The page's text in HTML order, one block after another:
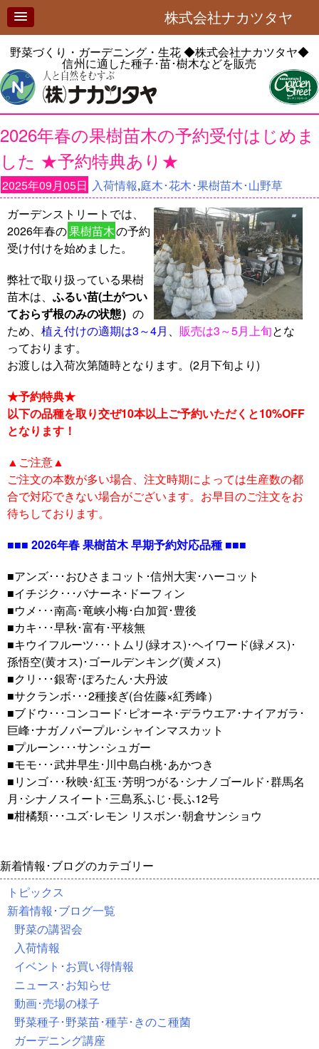
株式会社ナカツタヤ
野菜づくり・ガーデニング・生花◆株式会社ナカツタヤ◆
信州に適した種子･苗･樹木などを販売
2026年春の果樹苗木の予約受付はじめま
した ★予約特典あり★
2025年09月05日 入荷情報,庭木･花木･果樹苗木･山野草
ガーデンストリートでは、
2026年春の果樹苗木の予約
受け付けを始めました。
弊社で取り扱っている果樹
苗木は、 ふるい苗(土がつい
ておらず根のみの状態） の
ため、 植え付けの適期は3～4月 、 販売は3～5月上旬とな
っております。
お渡しは入荷次第随時となります。(2月下旬より)
★予約特典★
以下の品種を取り交ぜ10本以上ご予約いただくと10%OFF
となります！
▲ご注意▲
ご注文の本数が多い場合、注文時期によっては生産数の都
合で対応できない場合がございます。お早目のご注文をお
待ちしております。
■■■ 2026年春 果樹苗木 早期予約対応品種 ■■■
■アンズ･･･おひさまコット･信州大実･ハーコット
■イチジク･･･バナーネ･ドーフィン
■ウメ･･･南高･竜峡小梅･白加賀･豊後
■カキ･･･早秋･富有･平核無
■キウイフルーツ･･･トムリ(緑オス)･ヘイワード(緑メス)･
孫悟空(黄オス)･ゴールデンキング(黄メス)
■クリ･･･銀寄･ぽろたん･大丹波
■サクランボ･･･2種接ぎ(台佐藤×紅秀峰）
■ブドウ･･･コンコード･ピオーネ･デラウエア･ナイアガラ･
巨峰･ナガノパープル･シャインマスカット
■プルーン･･･サン･シュガー
■モモ･･･武井早生･川中島白桃･あかつき
■リンゴ･･･秋映･紅玉･芳明つがる･シナノゴールド･群馬名
月･シナノスイート･三島系ふじ･長ふ12号
■柑橘類･･･ユズ･レモン リスボン･朝倉サンショウ
新着情報･ブログのカテゴリー
トピックス
新着情報･ブログ一覧
野菜の講習会
入荷情報
イベント･お買い得情報
ニュース･お知らせ
動画･売場の様子
野菜種子･野菜苗･種芋･きのこ種菌
ガーデニング講座